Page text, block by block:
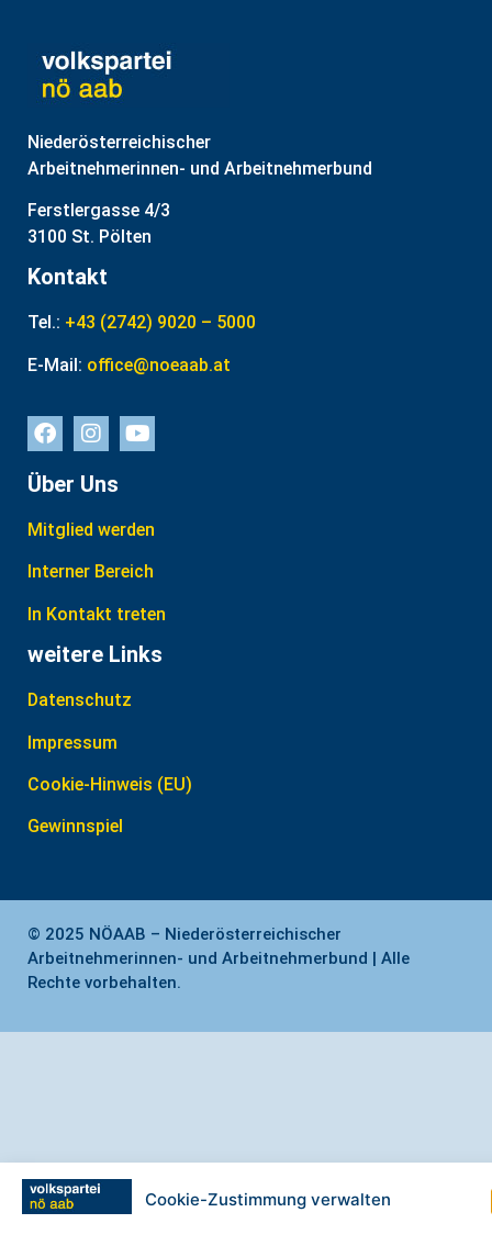
Cookie-Zustimmung verwalten
Niederösterreichischer
Arbeitnehmerinnen- und Arbeitnehmerbund
Ferstlergasse 4/3
3100 St. Pölten
Kontakt
Tel.: +43 (2742) 9020 – 5000
E-Mail: office@noeaab.at
Über Uns
Mitglied werden
Interner Bereich
In Kontakt treten
weitere Links
Datenschutz
Impressum
Cookie-Hinweis (EU)
Gewinnspiel
© 2025 NÖAAB – Niederösterreichischer
Arbeitnehmerinnen- und Arbeitnehmerbund | Alle
Rechte vorbehalten.